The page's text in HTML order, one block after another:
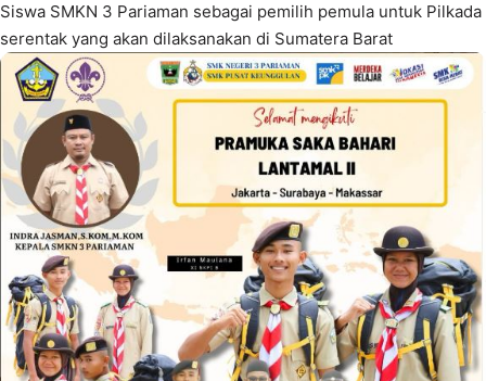
Siswa SMKN 3 Pariaman sebagai pemilih pemula untuk Pilkada
serentak yang akan dilaksanakan di Sumatera Barat